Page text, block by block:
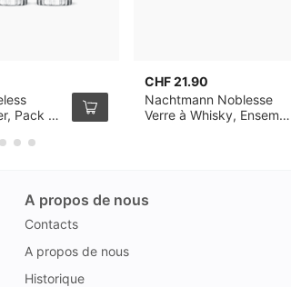
Pack de
CHF 21.90
Nachtmann Noblesse
Verre à Whisky, Ensemble
A propos de nous
Contacts
A propos de nous
Historique